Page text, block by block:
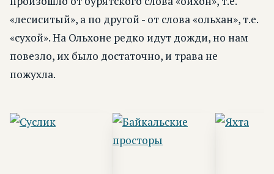
«лесиситый», а по другой - от слова «ольхан», т.е.
«сухой». На Ольхоне редко идут дожди, но нам
повезло, их было достаточно, и трава не
пожухла.